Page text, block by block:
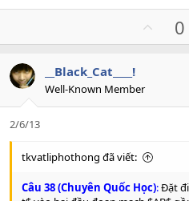
p
e
0
__Black_Cat____!
Well-Known Member
2/6/13
tkvatliphothong đã viết:
Câu 38 (Chuyên Quốc Học):Đặt